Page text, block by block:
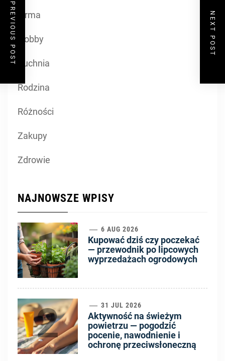
PREVIOUS POST NEXT POST
Firma
Hobby
Kuchnia
Rodzina
Różności
Zakupy
Zdrowie
NAJNOWSZE WPISY
1 6 AUG 2026
Kupować dziś czy poczekać
— przewodnik po lipcowych
wyprzedażach ogrodowych
2 31 JUL 2026
Aktywność na świeżym
powietrzu — pogodzić
pocenie, nawodnienie i
ochronę przeciwsłoneczną